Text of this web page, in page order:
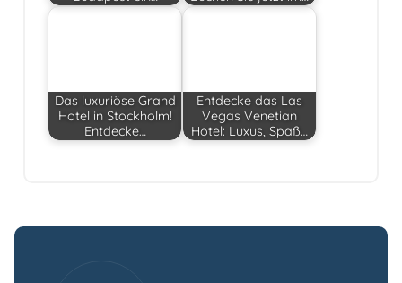
Das luxuriöse Grand
Hotel in Stockholm!
Entdecke…
Entdecke das Las
Vegas Venetian
Hotel: Luxus, Spaß…